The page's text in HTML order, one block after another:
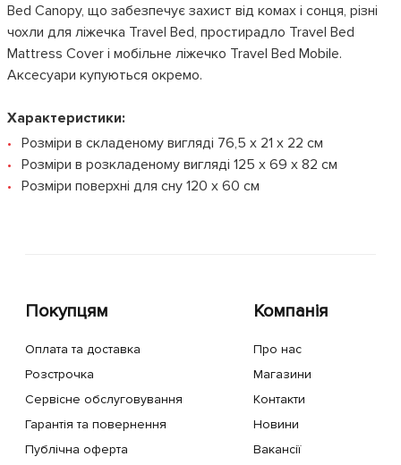
Bed Canopy, що забезпечує захист від комах і сонця, різні
чохли для ліжечка Travel Bed, простирадло Travel Bed
Mattress Cover і мобільне ліжечко Travel Bed Mobile.
Аксесуари купуються окремо.
Характеристики:
Розміри в складеному вигляді 76,5 x 21 x 22 см
Розміри в розкладеному вигляді 125 х 69 х 82 см
Розміри поверхні для сну 120 х 60 см
Покупцям
Оплата та доставка
Розстрочка
Сервісне обслуговування
Гарантія та повернення
Публічна оферта
Компанія
Про нас
Магазини
Контакти
Новини
Вакансії